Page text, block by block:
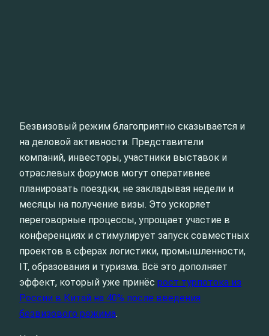
Безвизовый режим благоприятно сказывается и
на деловой активности. Представители
компаний, инвесторы, участники выставок и
отраслевых форумов могут оперативнее
планировать поездки, не закладывая недели и
месяцы на получение визы. Это ускоряет
переговорные процессы, упрощает участие в
конференциях и стимулирует запуск совместных
проектов в сферах логистики, промышленности,
IT, образования и туризма. Всё это дополняет
эффект, который уже принёс рост турпотока из
России в Китай на 40% после введения
безвизового режима.